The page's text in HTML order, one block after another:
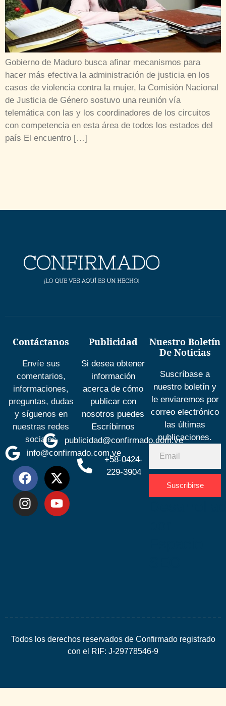
Gobierno de Maduro busca afinar mecanismos para
hacer más efectiva la administración de justicia en los
casos de violencia contra la mujer, la Comisión Nacional
de Justicia de Género sostuvo una reunión vía
telemática con las y los coordinadores de los circuitos
con competencia en esta área de todos los estados del
país El encuentro […]
Contáctanos
Envíe sus
comentarios,
informaciones,
preguntas, dudas
y síguenos en
nuestras redes
sociales
info@confirmado.com.ve
Publicidad
Si desea obtener
información
acerca de cómo
publicar con
nosotros puedes
Escríbirnos
publicidad@confirmado.com.ve
+58-0424-
229-3904
Nuestro Boletín
De Noticias
Suscríbase a
nuestro boletín y
le enviaremos por
correo electrónico
las últimas
publicaciones.
Suscribirse
Todos los derechos reservados de Confirmado registrado
con el RIF: J-29778546-9